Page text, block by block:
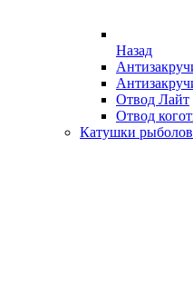
Назад
Отвод Лайт
Отвод
Катушки